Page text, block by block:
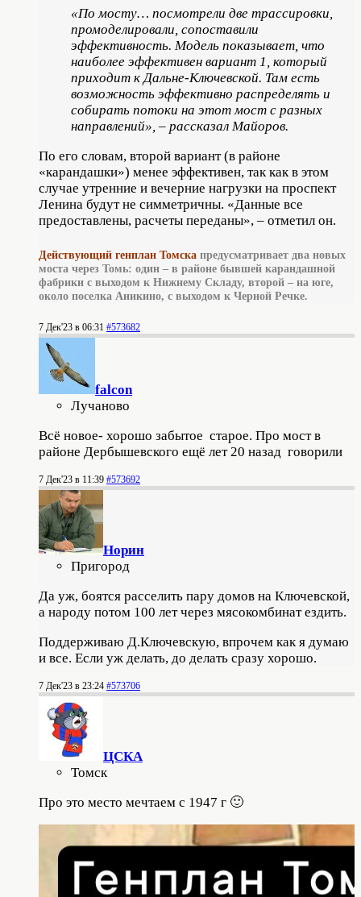
«По мосту… посмотрели две трассировки,
промоделировали, сопоставили
эффективность. Модель показывает, что
наиболее эффективен вариант 1, который
приходит к Дальне-Ключевской. Там есть
возможность эффективно распределять и
собирать потоки на этот мост с разных
направлений», – рассказал Майоров.
По его словам, второй вариант (в районе
«карандашки») менее эффективен, так как в этом
случае утренние и вечерние нагрузки на проспект
Ленина будут не симметричны. «Данные все
предоставлены, расчеты переданы», – отметил он.
Действующий генплан Томска предусматривает два новых
моста через Томь: один – в районе бывшей карандашной
фабрики с выходом к Нижнему Складу, второй – на юге,
около поселка Аникино, с выходом к Черной Речке.
7 Дек'23 в 06:31 #573682
falcon
Лучаново
Всё новое- хорошо забытое старое. Про мост в
районе Дербышевского ещё лет 20 назад говорили
7 Дек'23 в 11:39 #573692
Норин
Пригород
Да уж, боятся расселить пару домов на Ключевской,
а народу потом 100 лет через мясокомбинат ездить.
Поддерживаю Д.Ключевскую, впрочем как я думаю
и все. Если уж делать, до делать сразу хорошо.
7 Дек'23 в 23:24 #573706
ЦСКА
Томск
Про это место мечтаем с 1947 г 🙂